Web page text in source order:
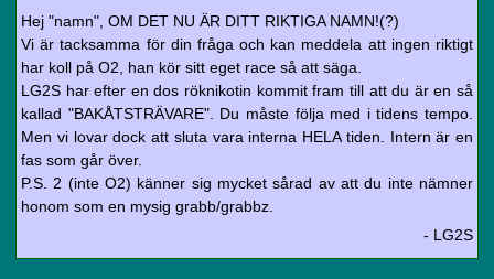
Hej "namn", OM DET NU ÄR DITT RIKTIGA NAMN!(?)
Vi är tacksamma för din fråga och kan meddela att ingen riktigt
har koll på O2, han kör sitt eget race så att säga.
LG2S har efter en dos röknikotin kommit fram till att du är en så
kallad "BAKÅTSTRÄVARE". Du måste följa med i tidens tempo.
Men vi lovar dock att sluta vara interna HELA tiden. Intern är en
fas som går över.
P.S. 2 (inte O2) känner sig mycket sårad av att du inte nämner
honom som en mysig grabb/grabbz.
- LG2S